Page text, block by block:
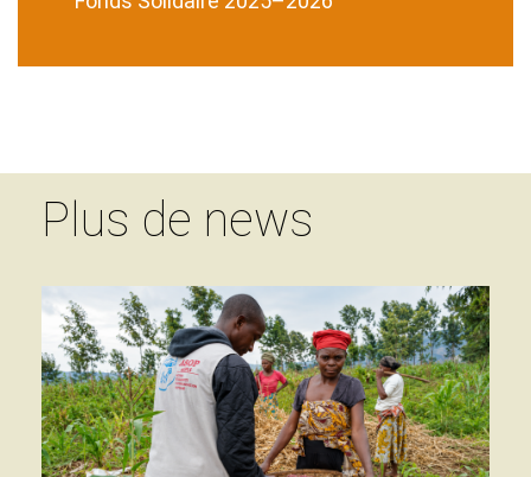
Plus de news